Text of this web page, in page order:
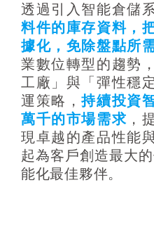
透過引入智能倉儲
料件的庫存資料，
據化，免除盤點所
業數位轉型的趨勢
工廠」與「彈性穩
運策略，持續投資
萬千的市場需求 ，
現卓越的產品性能
起為客戶創造最大
能化最佳夥伴。